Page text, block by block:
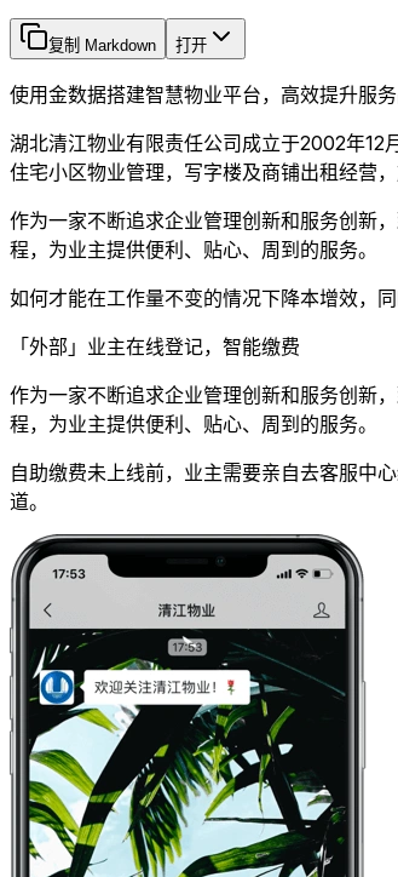
复制 Markdown 打开
使用金数据搭建智慧物业平台，高效提升服
湖北清江物业有限责任公司成立于2002年12
住宅小区物业管理，写字楼及商铺出租经营
作为一家不断追求企业管理创新和服务创新
程，为业主提供便利、贴心、周到的服务。
如何才能在工作量不变的情况下降本增效，
「外部」业主在线登记，智能缴费
作为一家不断追求企业管理创新和服务创新
程，为业主提供便利、贴心、周到的服务。
自助缴费未上线前，业主需要亲自去客服中
道。